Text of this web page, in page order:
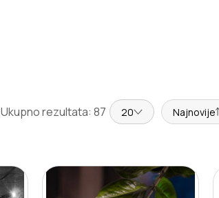
Ukupno rezultata: 87 20 Najnovije